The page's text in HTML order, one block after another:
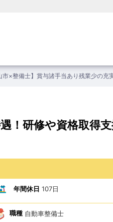
市×整備士】賞与諸手当あり残業少の
！研修や資格取得
年間休日 107日
職種 自動車整備士